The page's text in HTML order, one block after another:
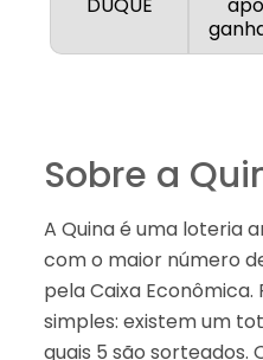
Sobre a
A Quina é uma loteria
com o maior número
pela Caixa
simples: existem um
quais 5 são sorteados.